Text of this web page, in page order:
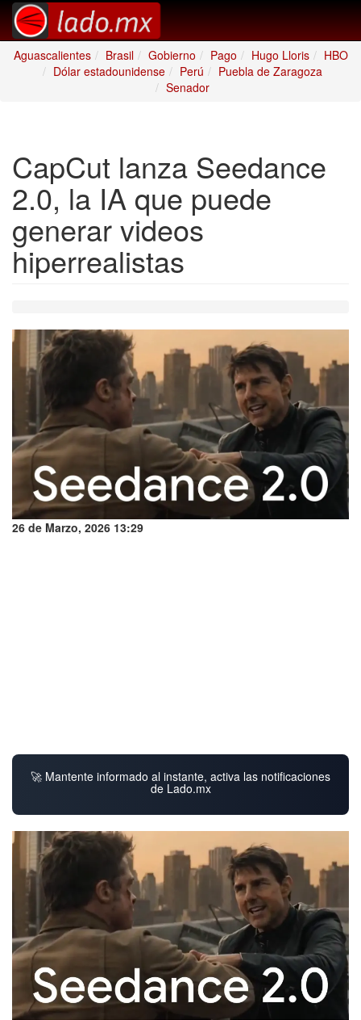
Aguascalientes Brasil Gobierno Pago Hugo Lloris
HBO
Dólar estadounidense
Perú
Puebla de Zaragoza
Senador
CapCut lanza Seedance
2.0, la IA que puede
generar videos
hiperrealistas
26 de Marzo, 2026 13:29
🚀 Mantente informado al instante, activa las notificaciones
de Lado.mx